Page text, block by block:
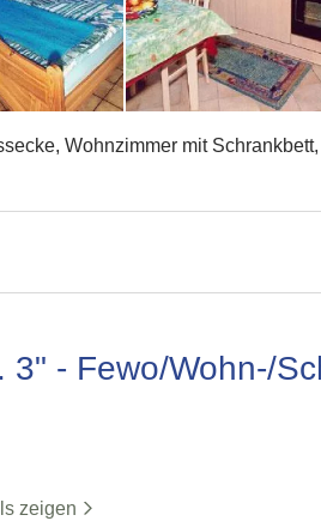
Wohnzimmer mit
3" - Fewo/Wohn-/
zeigen